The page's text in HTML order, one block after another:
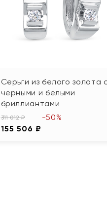
Серьги из белого золота
черными и белыми
бриллиантами
311 012 ₽
155 506 ₽
-50%